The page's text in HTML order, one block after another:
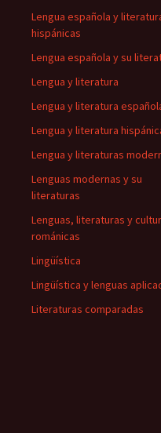
Lengua española y
hispánicas
Lengua española y su
Lengua y literatura
Lengua y literatura
Lengua y literatura
Lengua y literaturas
Lenguas modernas y su
literaturas
Lenguas, literaturas y
románicas
Lingüística
Lingüística y lenguas
Literaturas comparadas